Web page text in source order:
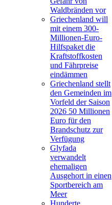
Waldbränden vor
Griechenland will
mit einem 300-
Millionen-Euro-
Hilfspaket die
Kraftstoffkosten
und Fährpreise
eindämmen
Griechenland stellt
den Gemeinden im
Vorfeld der Saison
2026 50 Millionen
Euro für den
Brandschutz zur
Verfügung
Glyfada
verwandelt
ehemaligen
Ausgehort in einen
Sportbereich am
Meer
Hunderte